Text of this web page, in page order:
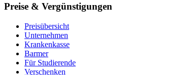
Preise & Vergünstigungen
Preisübersicht
Unternehmen
Krankenkasse
Barmer
Für Studierende
Ver­schen­ken